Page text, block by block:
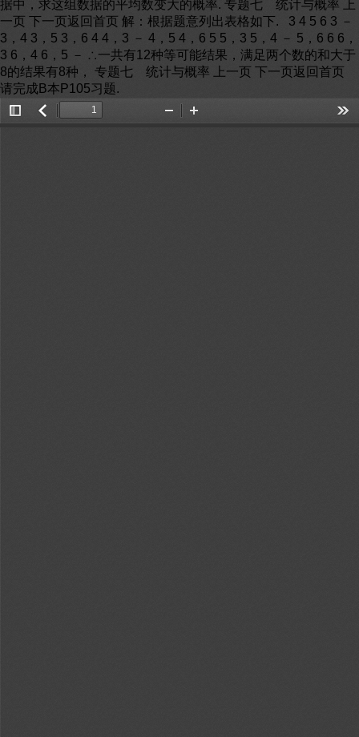
据中，求这组数据的平均数变大的概率. 专题七 统计与概率 上
一页 下一页返回首页 解：根据题意列出表格如下. 3 4 5 6 3 －
3，4 3，5 3，6 4 4，3 － 4，5 4，6 5 5，3 5，4 － 5，6 6 6，
3 6，4 6，5 － ∴一共有12种等可能结果，满足两个数的和大于
8的结果有8种， 专题七 统计与概率 上一页 下一页返回首页
请完成B本P105习题.
Toggle返
Zoom